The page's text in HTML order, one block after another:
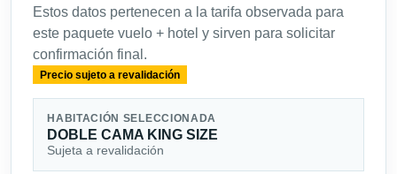
Estos datos pertenecen a la tarifa observada para
este paquete vuelo + hotel y sirven para solicitar
confirmación final.
Precio sujeto a revalidación
HABITACIÓN SELECCIONADA
DOBLE CAMA KING SIZE
Sujeta a revalidación